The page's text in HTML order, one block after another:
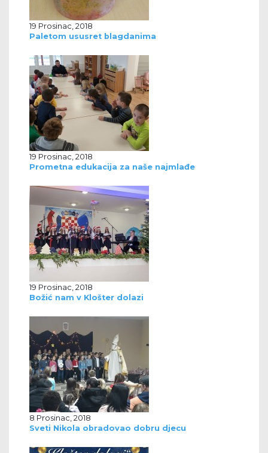
19 Prosinac, 2018
Paletom ususret blagdanima
19 Prosinac, 2018
Prometna edukacija za naše najmlađe
19 Prosinac, 2018
Božić nam v Klošter dolazi
8 Prosinac, 2018
Sveti Nikola obradovao dobru djecu